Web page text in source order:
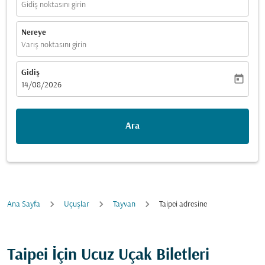
Gidiş noktasını girin
Nereye
Varış noktasını girin
Gidiş
fc-booking-departure-date-aria-label
14/08/2026
today
Ara
Ana Sayfa Uçuşlar Tayvan Taipei adresine
Taipei İçin Ucuz Uçak Biletleri